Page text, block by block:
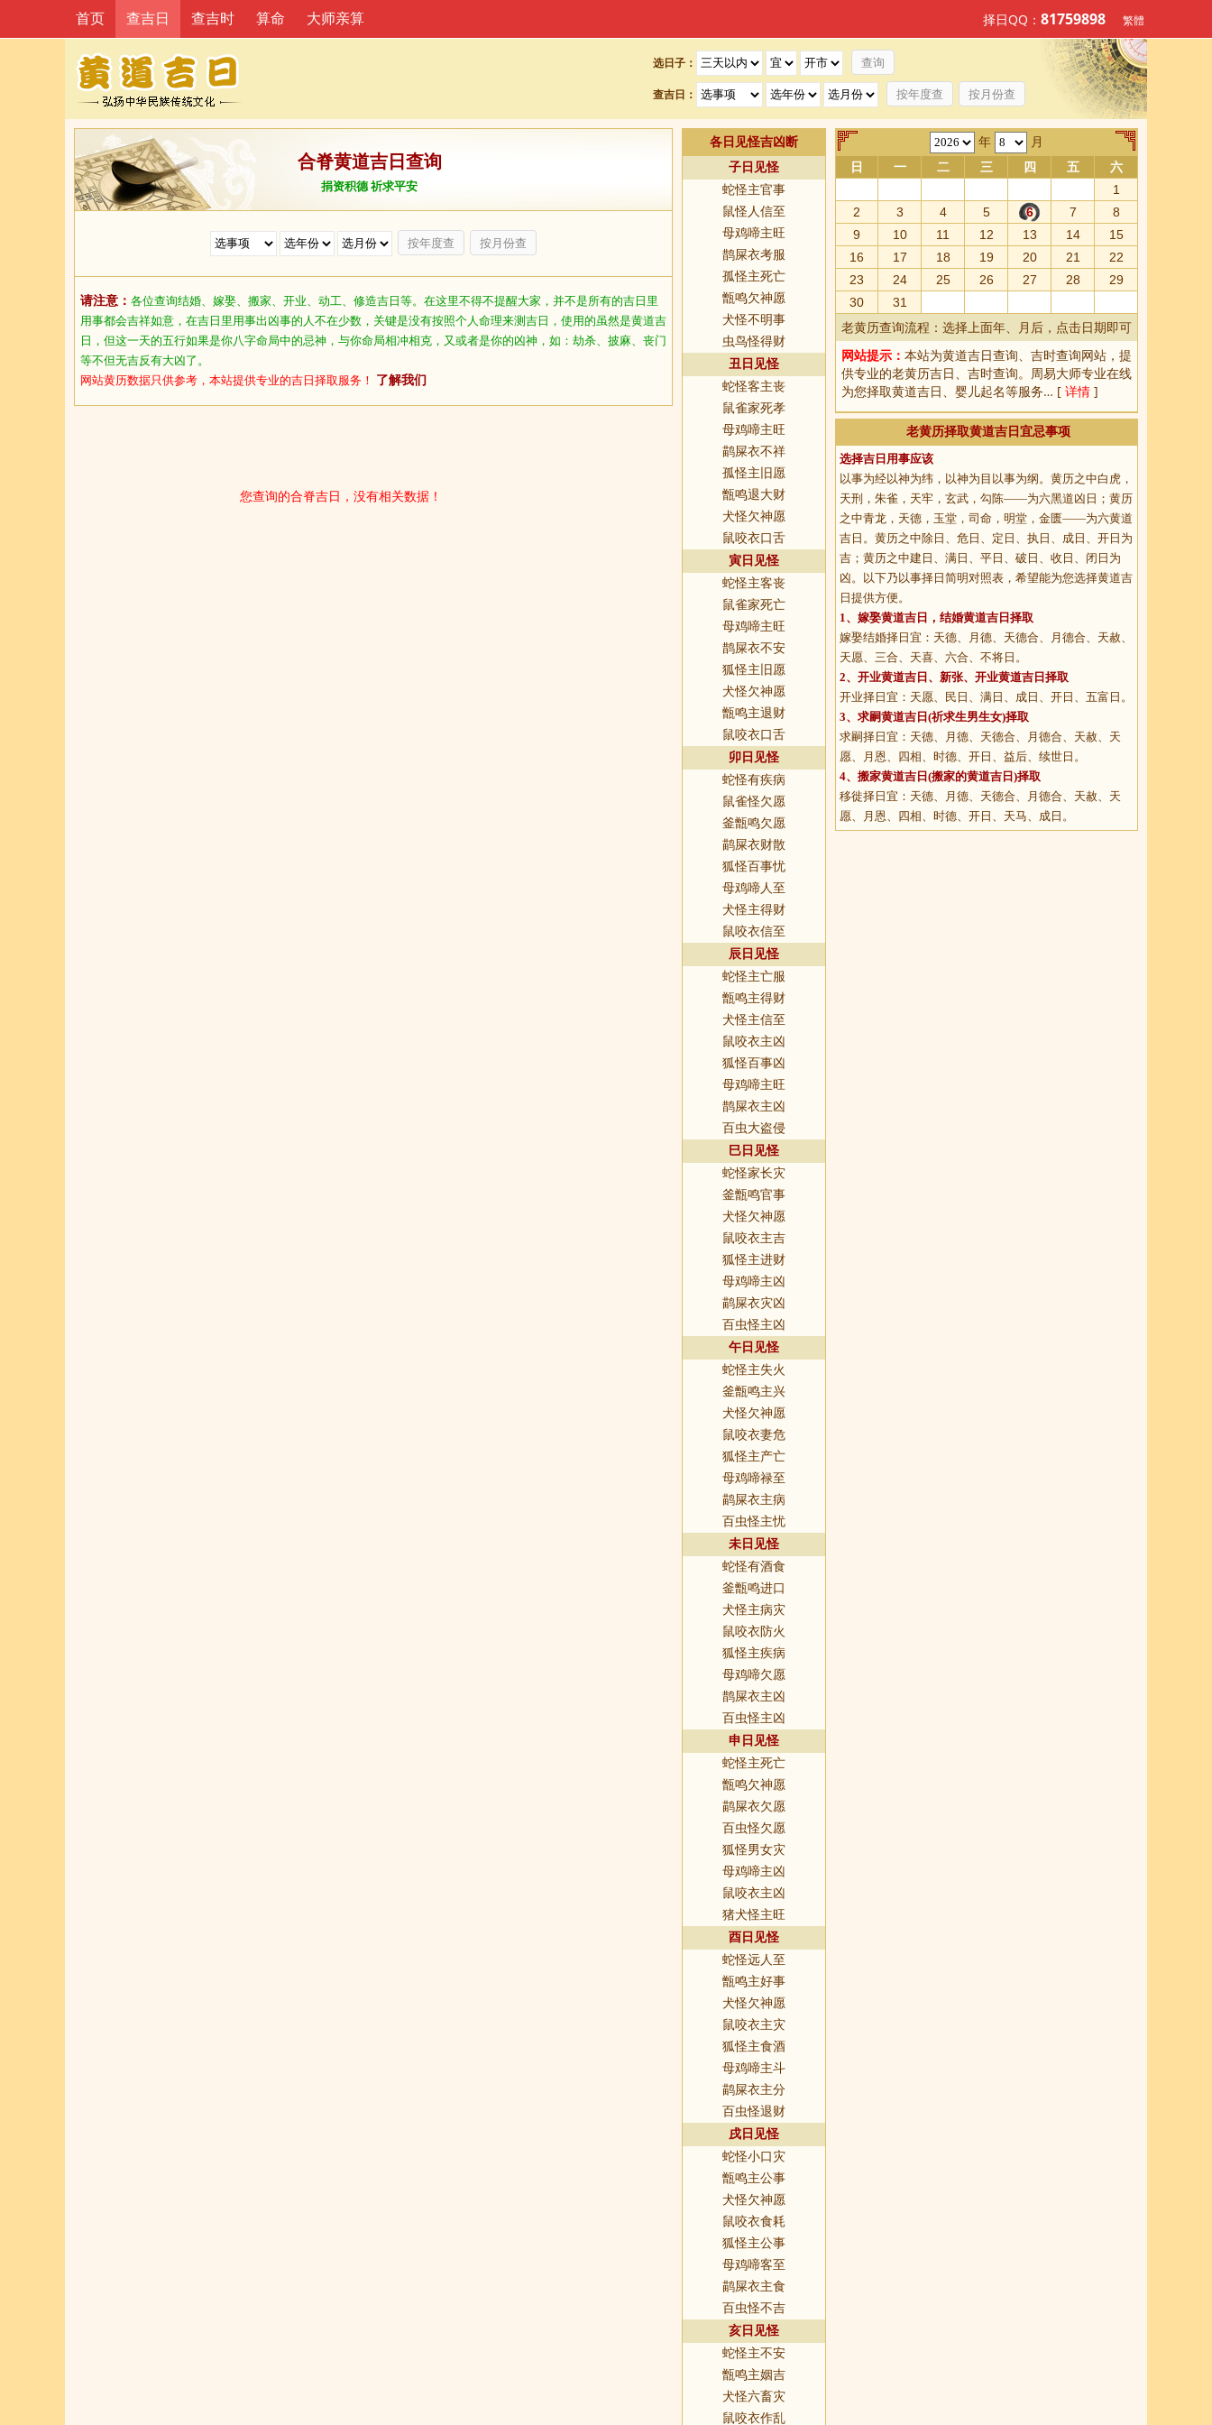
选日子：
查吉日： 按年度查 按月份查
首页 查吉日 查吉时 算命 大师亲算 择日QQ： 81759898 繁體
合脊黄道吉日查询
捐资积德 祈求平安
按年度查 按月份查
请注意： 各位查询结婚、嫁娶、搬家、开业、动工、修造吉日等。在这里不得不提醒大家，并不是所有的吉日里
用事都会吉祥如意，在吉日里用事出凶事的人不在少数，关键是没有按照个人命理来测吉日，使用的虽然是黄道吉
日，但这一天的五行如果是你八字命局中的忌神，与你命局相冲相克，又或者是你的凶神，如：劫杀、披麻、丧门
等不但无吉反有大凶了。
网站黄历数据只供参考，本站提供专业的吉日择取服务！ 了解我们
您查询的合脊吉日，没有相关数据！
各日见怪吉凶断
子日见怪
蛇怪主官事
鼠怪人信至
母鸡啼主旺
鹊屎衣考服
孤怪主死亡
甑鸣欠神愿
犬怪不明事
虫鸟怪得财
丑日见怪
蛇怪客主丧
鼠雀家死孝
母鸡啼主旺
鹋屎衣不祥
孤怪主旧愿
甑鸣退大财
犬怪欠神愿
鼠咬衣口舌
寅日见怪
蛇怪主客丧
鼠雀家死亡
母鸡啼主旺
鹊屎衣不安
狐怪主旧愿
犬怪欠神愿
甑鸣主退财
鼠咬衣口舌
卯日见怪
蛇怪有疾病
鼠雀怪欠愿
釜甑鸣欠愿
鹋屎衣财散
狐怪百事忧
母鸡啼人至
犬怪主得财
鼠咬衣信至
辰日见怪
蛇怪主亡服
甑鸣主得财
犬怪主信至
鼠咬衣主凶
狐怪百事凶
母鸡啼主旺
鹊屎衣主凶
百虫大盗侵
巳日见怪
蛇怪家长灾
釜甑鸣官事
犬怪欠神愿
鼠咬衣主吉
狐怪主进财
母鸡啼主凶
鹋屎衣灾凶
百虫怪主凶
午日见怪
蛇怪主失火
釜甑鸣主兴
犬怪欠神愿
鼠咬衣妻危
狐怪主产亡
母鸡啼禄至
鹋屎衣主病
百虫怪主忧
未日见怪
蛇怪有酒食
釜甑鸣进口
犬怪主病灾
鼠咬衣防火
狐怪主疾病
母鸡啼欠愿
鹊屎衣主凶
百虫怪主凶
申日见怪
蛇怪主死亡
甑鸣欠神愿
鹋屎衣欠愿
百虫怪欠愿
狐怪男女灾
母鸡啼主凶
鼠咬衣主凶
猪犬怪主旺
酉日见怪
蛇怪远人至
甑鸣主好事
犬怪欠神愿
鼠咬衣主灾
狐怪主食酒
母鸡啼主斗
鹋屎衣主分
百虫怪退财
戌日见怪
蛇怪小口灾
甑鸣主公事
犬怪欠神愿
鼠咬衣食耗
狐怪主公事
母鸡啼客至
鹋屎衣主食
百虫怪不吉
亥日见怪
蛇怪主不安
甑鸣主姻吉
犬怪六畜灾
鼠咬衣作乱
年 月
日 一 二 三 四 五
六
1
2
3 4 5 6 7
8
9
10 11 12 13 14
15
16
17 18 19 20 21
22
23
24 25 26 27 28
29
30
31
老黄历查询流程：选择上面年、月后，点击日期即可
网站提示： 本站为黄道吉日查询、 吉时查询网站，提
供专业的老黄历吉日、吉时查询。周易大师专业在线
为您择取黄道吉日、婴儿起名等服务… [ 详情 ]
老黄历择取黄道吉日宜忌事项
选择吉日用事应该
以事为经以神为纬，以神为目以事为纲。黄历之中白虎，
天刑，朱雀，天牢，玄武，勾陈——为六黑道凶日；黄历
之中青龙，天德，玉堂，司命，明堂，金匮——为六黄道
吉日。黄历之中除日、危日、定日、执日、成日、开日为
吉；黄历之中建日、满日、平日、破日、收日、闭日为
凶。以下乃以事择日简明对照表，希望能为您选择黄道吉
日提供方便。
1、 嫁娶黄道吉日 ，结婚黄道吉日择取
嫁娶结婚择日宜：天德、月德、天德合、月德合、天赦、
天愿、三合、天喜、六合、不将日。
2、 开业黄道吉日 、新张、开业黄道吉日择取
开业择日宜：天愿、民日、满日、成日、开日、五富日。
3、 求嗣黄道吉日 (祈求生男生女)择取
求嗣择日宜：天德、月德、天德合、月德合、天赦、天
愿、月恩、四相、时德、开日、益后、续世日。
4、 搬家黄道吉日 (搬家的黄道吉日)择取
移徙择日宜：天德、月德、天德合、月德合、天赦、天
愿、月恩、四相、时德、开日、天马、成日。